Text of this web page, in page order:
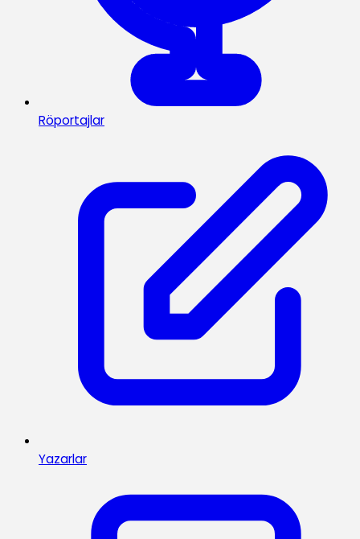
Röportajlar
Yazarlar